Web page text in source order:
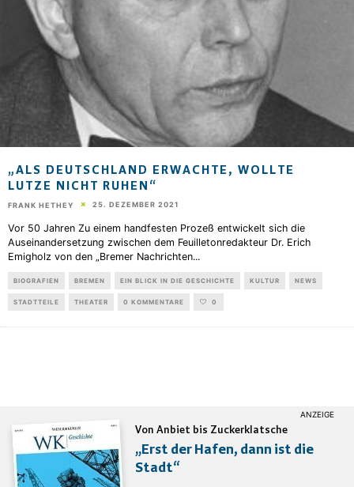
„ALS DEUTSCHLAND ERWACHTE, WOLLTE
LUTZE NICHT RUHEN“
FRANK HETHEY 25. DEZEMBER 2021
Vor 50 Jahren Zu einem handfesten Prozeß entwickelt sich die
Auseinandersetzung zwischen dem Feuilletonredakteur Dr. Erich
Emigholz von den „Bremer Nachrichten...
BIOGRAFIEN BREMEN EIN BLICK IN DIE GESCHICHTE KULTUR NEWS
STADTTEILE THEATER 0 KOMMENTARE 0
Von Anbiet bis Zuckerklatsche
„Erst der Hafen, dann ist die
Stadt“